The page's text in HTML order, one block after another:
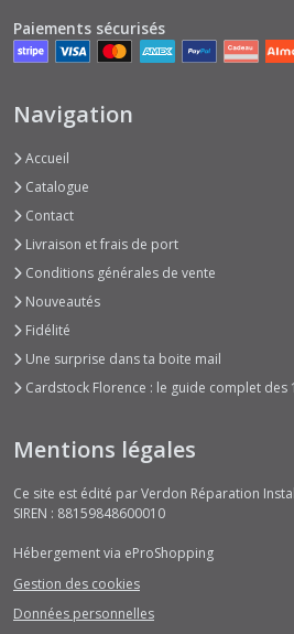
Paiements sécurisés
Navigation
Accueil
Catalogue
Contact
Livraison et frais de port
Conditions générales de vente
Nouveautés
Fidélité
Une surprise dans ta boite mail
Cardstock Florence : le guide complet des
Mentions légales
Ce site est édité par Verdon Réparation
SIREN : 88159848600010
Hébergement via eProShopping
Gestion des cookies
Données personnelles